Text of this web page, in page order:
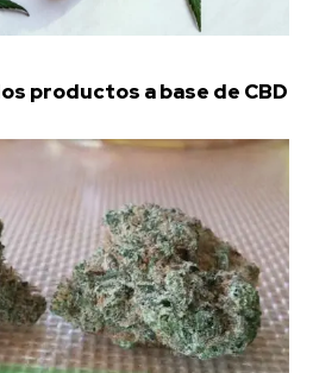
productos a base de CBD